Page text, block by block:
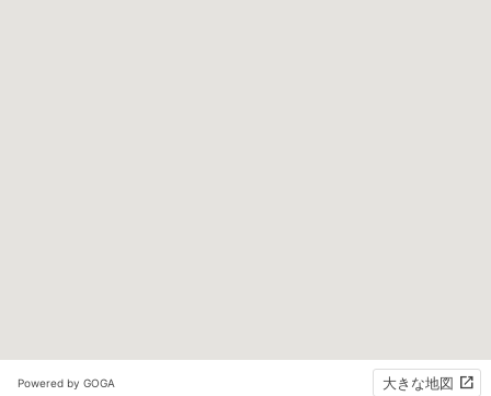
Powered by GOGA 大きな地図